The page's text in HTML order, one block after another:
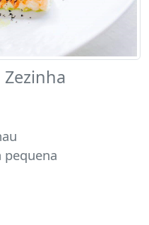
Zezinha
pequena